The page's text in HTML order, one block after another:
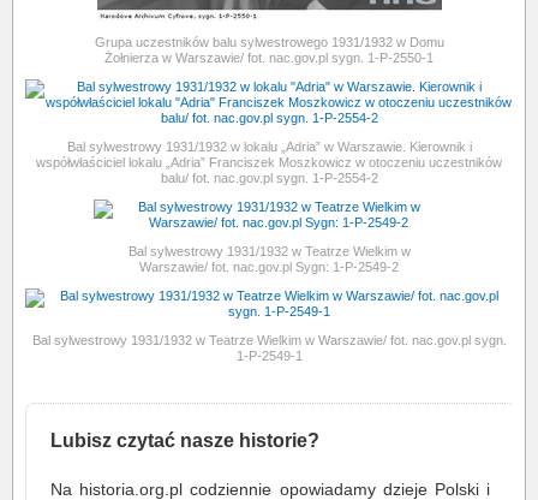
Grupa uczestników balu sylwestrowego 1931/1932 w Domu
Żołnierza w Warszawie/ fot. nac.gov.pl sygn. 1-P-2550-1
Bal sylwestrowy 1931/1932 w lokalu „Adria” w Warszawie. Kierownik i
współwłaściciel lokalu „Adria” Franciszek Moszkowicz w otoczeniu uczestników
balu/ fot. nac.gov.pl sygn. 1-P-2554-2
Bal sylwestrowy 1931/1932 w Teatrze Wielkim w
Warszawie/ fot. nac.gov.pl Sygn: 1-P-2549-2
Bal sylwestrowy 1931/1932 w Teatrze Wielkim w Warszawie/ fot. nac.gov.pl sygn.
1-P-2549-1
Lubisz czytać nasze historie?
Na historia.org.pl codziennie opowiadamy dzieje Polski i